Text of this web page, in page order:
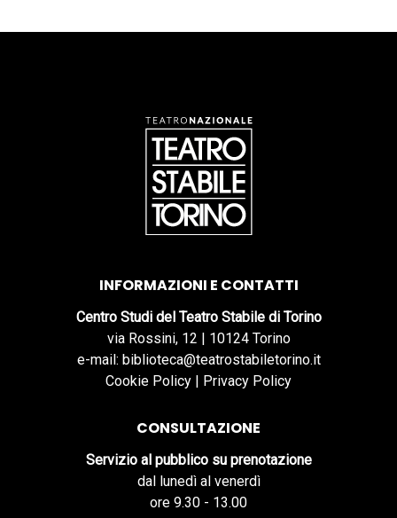
INFORMAZIONI E CONTATTI
Centro Studi del Teatro Stabile di Torino
via Rossini, 12 | 10124 Torino
e-mail: biblioteca@teatrostabiletorino.it
Cookie Policy | Privacy Policy
CONSULTAZIONE
Servizio al pubblico su prenotazione
dal lunedì al venerdì
ore 9.30 - 13.00